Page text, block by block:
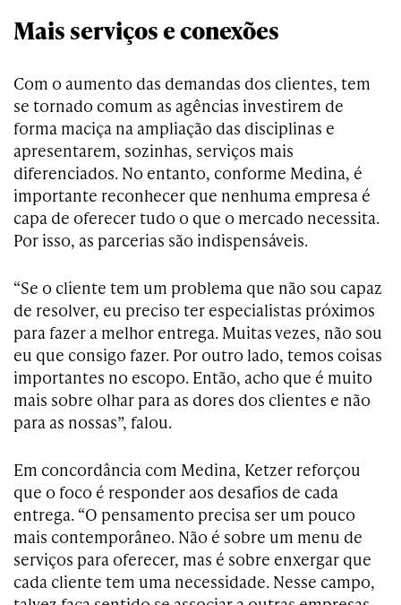
Mais serviços e conexões
Com o aumento das demandas dos clientes, tem
se tornado comum as agências investirem de
forma maciça na ampliação das disciplinas e
apresentarem, sozinhas, serviços mais
diferenciados. No entanto, conforme Medina, é
importante reconhecer que nenhuma empresa é
capa de oferecer tudo o que o mercado necessita.
Por isso, as parcerias são indispensáveis.
“Se o cliente tem um problema que não sou capaz
de resolver, eu preciso ter especialistas próximos
para fazer a melhor entrega. Muitas vezes, não sou
eu que consigo fazer. Por outro lado, temos coisas
importantes no escopo. Então, acho que é muito
mais sobre olhar para as dores dos clientes e não
para as nossas”, falou.
Em concordância com Medina, Ketzer reforçou
que o foco é responder aos desafios de cada
entrega. “O pensamento precisa ser um pouco
mais contemporâneo. Não é sobre um menu de
serviços para oferecer, mas é sobre enxergar que
cada cliente tem uma necessidade. Nesse campo,